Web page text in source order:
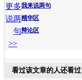
我来说两句
精华区
辩论区
更多
说两
句
>>
看过该文章的人还看过